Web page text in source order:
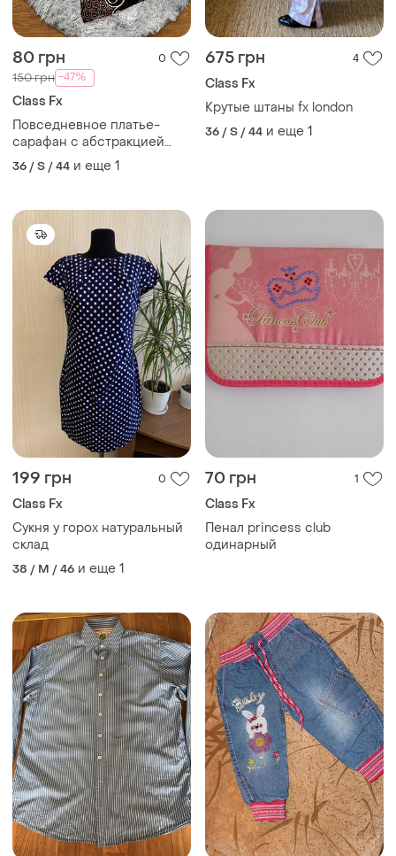
80 грн 0
150 грн -47%
Class Fx
Повседневное платье-
сарафан с абстракцией
classë
36 / S / 44 и еще 1
675 грн 4
Class Fx
Крутые штаны fx london
36 / S / 44 и еще 1
199 грн 0
Class Fx
Сукня у горох натуральный
склад
38 / M / 46 и еще 1
70 грн 1
Class Fx
Пенал princess club
одинарный